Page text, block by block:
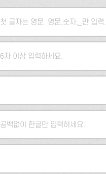
첫 글자는 영문. 영문,숫자,_만 입력.
6자 이상 입력하세요.
공백없이 한글만 입력하세요.